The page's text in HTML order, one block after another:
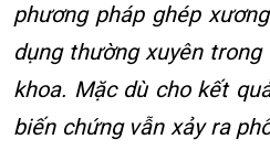
phương pháp ghép
dụng thường xuyên
khoa. Mặc dù cho kết
biến chứng vẫn xảy ra